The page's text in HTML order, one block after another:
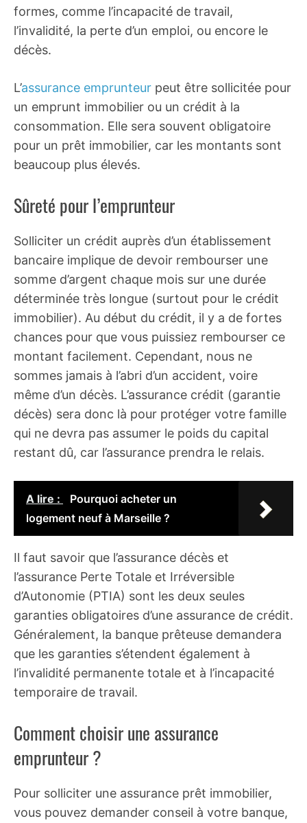
formes, comme l’incapacité de travail,
l’invalidité, la perte d’un emploi, ou encore le
décès.
L’assurance emprunteur peut être sollicitée pour
un emprunt immobilier ou un crédit à la
consommation. Elle sera souvent obligatoire
pour un prêt immobilier, car les montants sont
beaucoup plus élevés.
Sûreté pour l’emprunteur
Solliciter un crédit auprès d’un établissement
bancaire implique de devoir rembourser une
somme d’argent chaque mois sur une durée
déterminée très longue (surtout pour le crédit
immobilier). Au début du crédit, il y a de fortes
chances pour que vous puissiez rembourser ce
montant facilement. Cependant, nous ne
sommes jamais à l’abri d’un accident, voire
même d’un décès. L’assurance crédit (garantie
décès) sera donc là pour protéger votre famille
qui ne devra pas assumer le poids du capital
restant dû, car l’assurance prendra le relais.
A lire :
Pourquoi acheter un
logement neuf à Marseille ?
Il faut savoir que l’assurance décès et
l’assurance Perte Totale et Irréversible
d’Autonomie (PTIA) sont les deux seules
garanties obligatoires d’une assurance de crédit.
Généralement, la banque prêteuse demandera
que les garanties s’étendent également à
l’invalidité permanente totale et à l’incapacité
temporaire de travail.
Comment choisir une assurance
emprunteur ?
Pour solliciter une assurance prêt immobilier,
vous pouvez demander conseil à votre banque,